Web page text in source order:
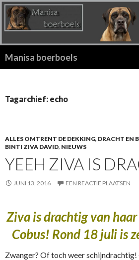
Manisa boerboels
Tagarchief: echo
ALLES OMTRENT DE DEKKING, DRACHT EN
BINTI ZIVA DAVID, NIEUWS
YEEH ZIVA IS
JUNI 13, 2016 EEN REACTIE PLAATSEN
Ziva is drachtig van
Cobus! Rond 18 juli is
Zwanger? Of toch weer